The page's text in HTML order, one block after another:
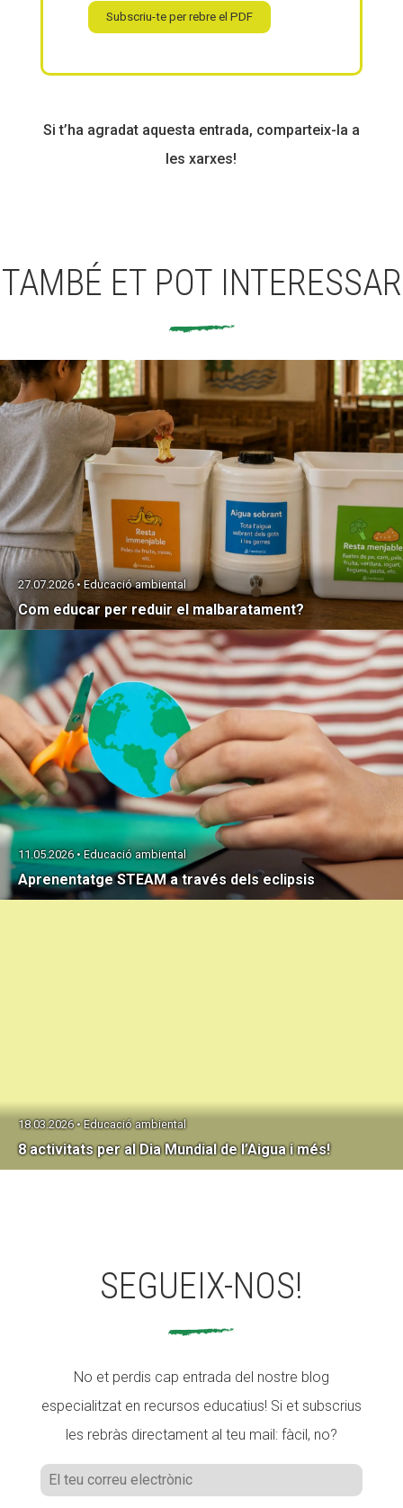
Subscriu-te per rebre el PDF
Si t’ha agradat aquesta entrada, comparteix-la a
les xarxes!
TAMBÉ ET POT INTERESSAR
Com educar per reduir el malbaratament?
27.07.2026 • Educació ambiental
Aprenentatge STEAM a través dels eclipsis
11.05.2026 • Educació ambiental
8 activitats per al Dia Mundial de l’Aigua i més!
18.03.2026 • Educació ambiental
SEGUEIX-NOS!
No et perdis cap entrada del nostre blog
especialitzat en recursos educatius! Si et subscrius
les rebràs directament al teu mail: fàcil, no?